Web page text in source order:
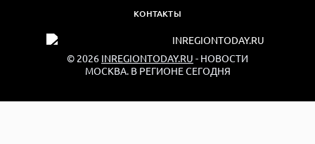
КОНТАКТЫ
© 2026 INREGIONTODAY.RU - НОВОСТИ
МОСКВА. В РЕГИОНЕ СЕГОДНЯ